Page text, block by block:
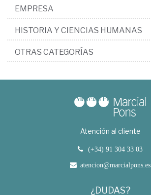
EMPRESA
HISTORIA Y CIENCIAS HUMANAS
OTRAS CATEGORÍAS
Atención al cliente
(+34) 91 304 33 03
atencion@marcialpons.es
¿DUDAS?